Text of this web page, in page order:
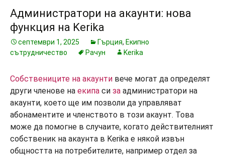
Администратори на акаунти: нова
функция на Kerika
септември 1, 2025 Гърция, Екипно
сътрудничество
Рачун Kerika
Собствениците на акаунти вече могат да определят
други членове на екипа си за администратори на
акаунти, което ще им позволи да управляват
абонаментите и членството в този акаунт. Това
може да помогне в случаите, когато действителният
собственик на акаунта в Kerika е някой извън
общността на потребителите, например отдел за